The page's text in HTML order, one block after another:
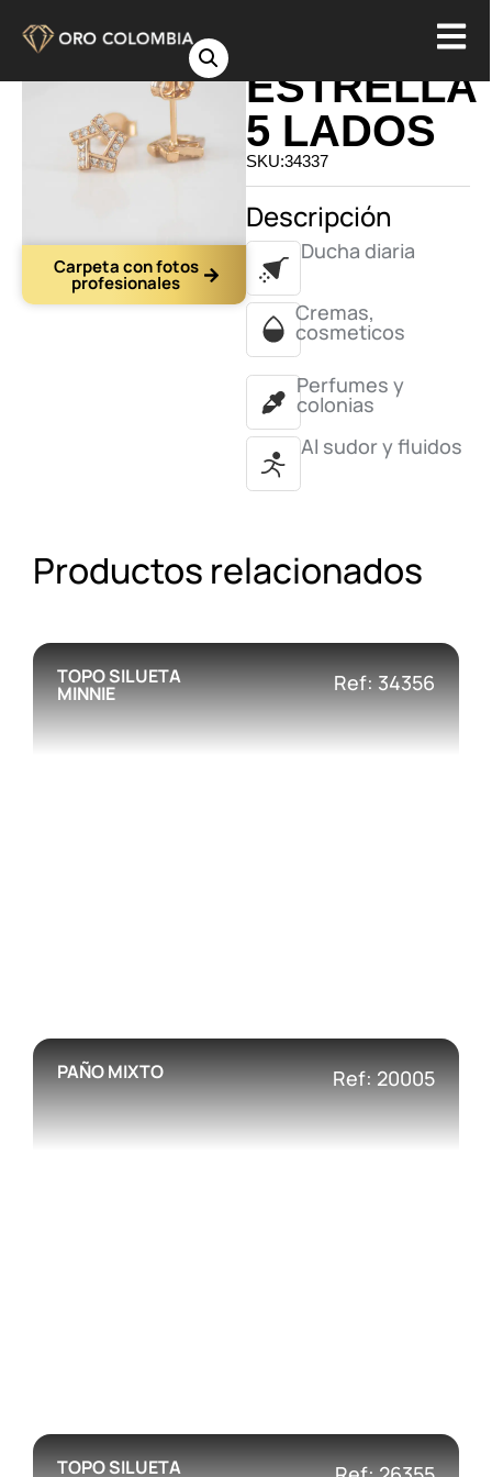
Carpeta con fotos
profesionales
ESTRELLA
5 LADOS
SKU:34337
Descripción
Ducha diaria
Cremas,
cosmeticos
Perfumes y
colonias
Al sudor y fluidos
Productos relacionados
TOPO SILUETA
MINNIE Ref: 34356
PAÑO MIXTO Ref: 20005
TOPO SILUETA